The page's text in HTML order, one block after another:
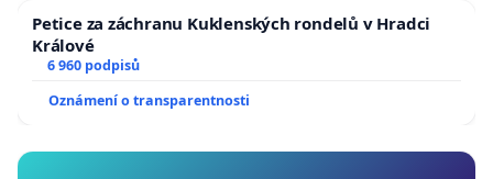
Petice za záchranu Kuklenských rondelů v Hradci
Králové
6 960 podpisů
Oznámení o transparentnosti